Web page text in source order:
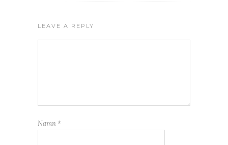
LEAVE A REPLY
Namn *